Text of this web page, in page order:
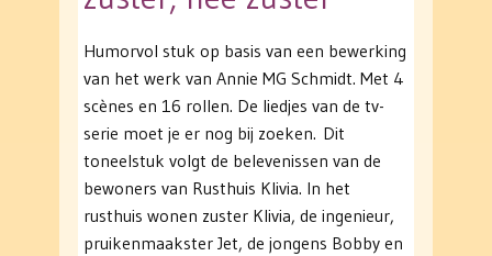
Humorvol stuk op basis van een bewerking
van het werk van Annie MG Schmidt. Met 4
scènes en 16 rollen. De liedjes van de tv-
serie moet je er nog bij zoeken. Dit
toneelstuk volgt de belevenissen van de
bewoners van Rusthuis Klivia. In het
rusthuis wonen zuster Klivia, de ingenieur,
pruikenmaakster Jet, de jongens Bobby en